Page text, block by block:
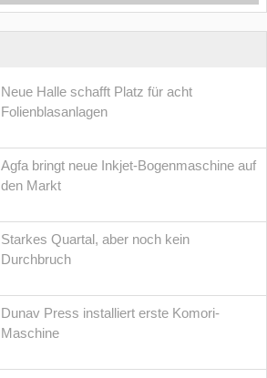
Neue Halle schafft Platz für acht
Folienblasanlagen
Agfa bringt neue Inkjet-Bogenmaschine auf
den Markt
Starkes Quartal, aber noch kein
Durchbruch
Dunav Press installiert erste Komori-
Maschine